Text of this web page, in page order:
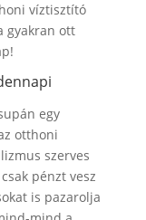
víztisztító
gyakran ott
egy
otthoni
szerves
pénzt vesz
is pazarolja